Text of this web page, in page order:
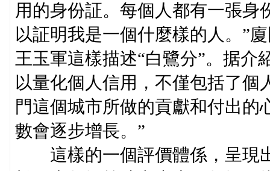
用的身份証。每個人都有一張身
以証明我是一個什麼樣的人。”
王玉軍這樣描述“白鷺分”。据介
以量化個人信用，不僅包括了個
門這個城市所做的貢獻和付出
數會逐步增長。”
這樣的一個評價體係，呈現